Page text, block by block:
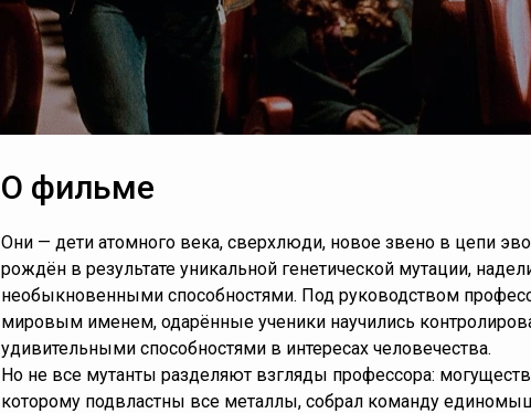
О фильме
Они — дети атомного века, сверхлюди, новое звено в цепи
рождён в результате уникальной генетической мутации,
необыкновенными способностями. Под руководством
мировым именем, одарённые ученики научились
удивительными способностями в интересах человечества.
Но не все мутанты разделяют взгляды профессора:
которому подвластны все металлы, собрал команду